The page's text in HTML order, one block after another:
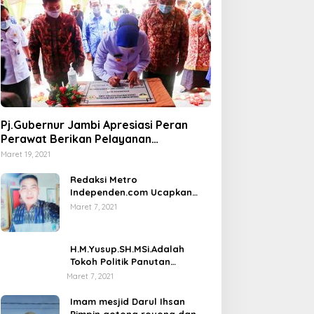
Pj.Gubernur Jambi Apresiasi Peran
Perawat Berikan Pelayanan
Kesehatan
Maret 19, 2021
Redaksi Metro
Independen.com Ucapkan
Ribuan Trimakasih Kepada
Maret 7, 2021
H.M.Yusup.SH.MSi.Adalah
Tokoh Politik Panutan
Bersosial Tinggi.
Maret 7, 2021
Imam mesjid Darul Ihsan